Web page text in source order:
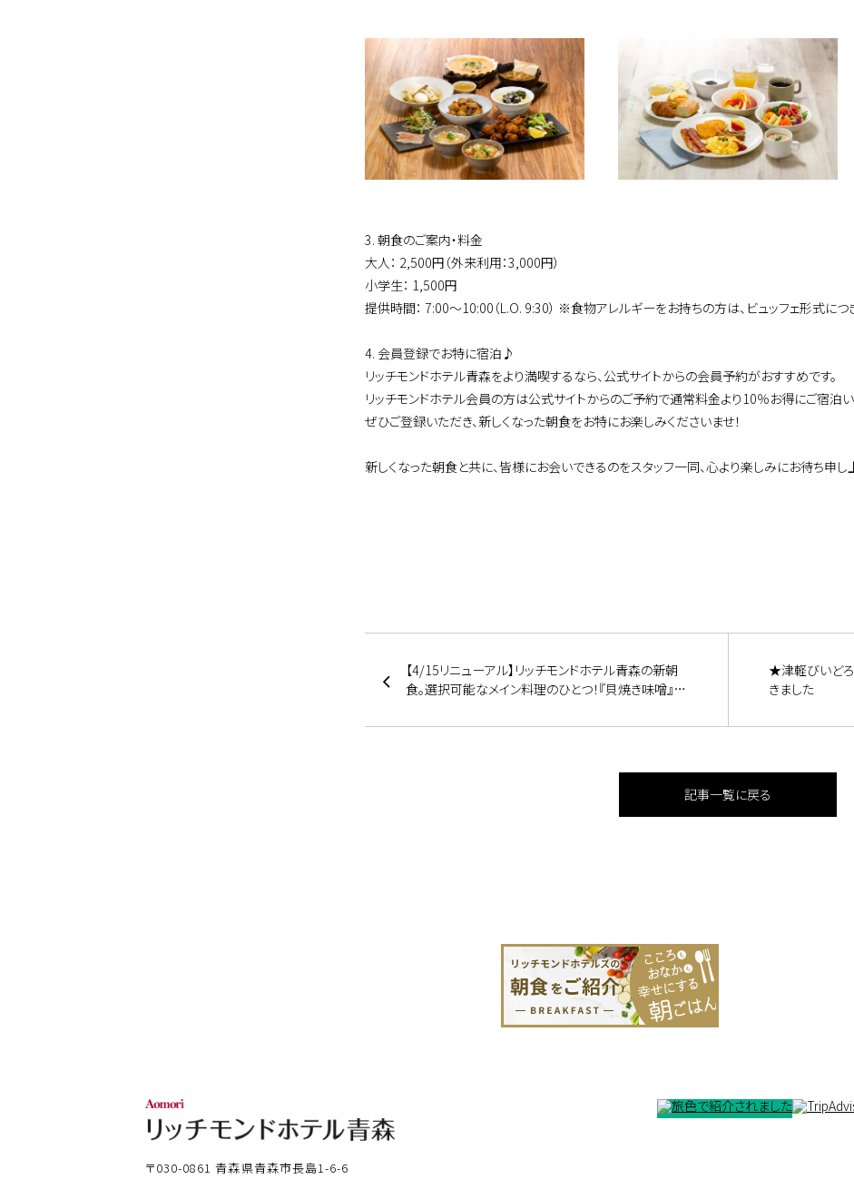
3. 朝食のご案内・料金
大人： 2,500円（外来利用：3,000円）
小学生： 1,500円
提供時間： 7:00〜10:00（L.O. 9:30） ※食物アレルギーをお持ちの方は、ビュッフェ形式に
4. 会員登録でお特に宿泊♪
リッチモンドホテル青森をより満喫するなら、公式サイトからの会員予約がおすすめです。
リッチモンドホテル会員の方は公式サイトからのご予約で通常料金より10％お得にご宿泊い
ぜひご登録いただき、新しくなった朝食をお特にお楽しみくださいませ！
新しくなった朝食と共に、皆様にお会いできるのをスタッフ一同、心より楽しみにお待ち申し
【4/15リニューアル】リッチモンドホテル青森の新朝
食。選択可能なメイン料理のひとつ！『貝焼き味噌』の
★津軽びいど
きました
記事一覧に戻る
〒030-0861青森県青森市長島1-6-6